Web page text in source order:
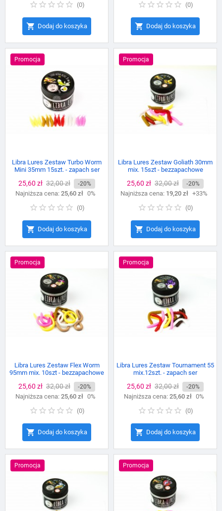
(0)
 Dodaj do koszyka
(0)
 Dodaj do koszyka
Promocja
Libra Lures Zestaw Turbo Worm
Mini 35mm 15szt. - zapach ser
Cena
25,60 zł Cena
podstawowa
32,00 zł -20%
Najniższa cena: 25,60 zł 0%
(0)
 Dodaj do koszyka
Promocja
Libra Lures Zestaw Goliath 30mm
mix. 15szt - bezzapachowe
Cena
25,60 zł Cena
podstawowa
32,00 zł -20%
Najniższa cena: 19,20 zł +33%
(0)
 Dodaj do koszyka
Promocja
Libra Lures Zestaw Flex Worm
95mm mix. 10szt - bezzapachowe
Cena
25,60 zł Cena
podstawowa
32,00 zł -20%
Najniższa cena: 25,60 zł 0%
(0)
 Dodaj do koszyka
Promocja
Libra Lures Zestaw Tournament 55
mix.12szt. - zapach ser
Cena
25,60 zł Cena
podstawowa
32,00 zł -20%
Najniższa cena: 25,60 zł 0%
(0)
 Dodaj do koszyka
Promocja Promocja